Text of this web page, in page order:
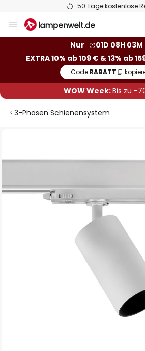
50 Tage kostenlose
Inhalt
Nur
01D 08H 03M
EXTRA 10% ab 109 € & 13% ab
Code:RABATT
WOW Week:Bis zu -
3-Phasen Schienensystem
der
springen